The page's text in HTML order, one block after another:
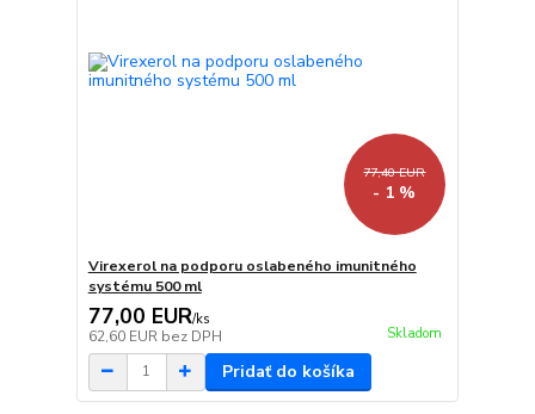
77,40 EUR
- 1 %
Virexerol na podporu oslabeného imunitného
systému 500 ml
77,00 EUR/ks
62,60 EUR bez DPH Skladom
Pridať do košíka